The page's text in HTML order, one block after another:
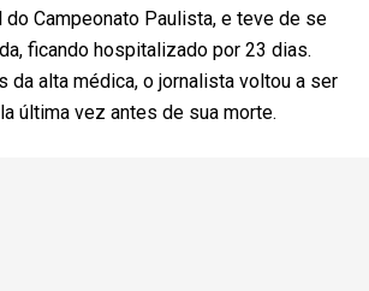
do Campeonato Paulista, e teve de se
ficando hospitalizado por 23 dias.
da alta médica, o jornalista voltou a ser
última vez antes de sua morte.